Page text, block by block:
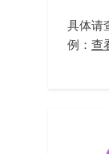
具体请
例： 查